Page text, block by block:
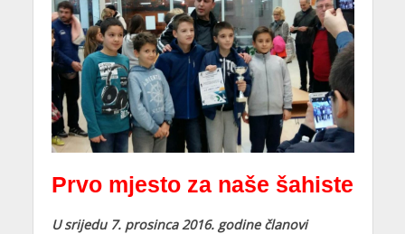
Prvo mjesto za naše šahiste
U srijedu 7. prosinca 2016. godine članovi